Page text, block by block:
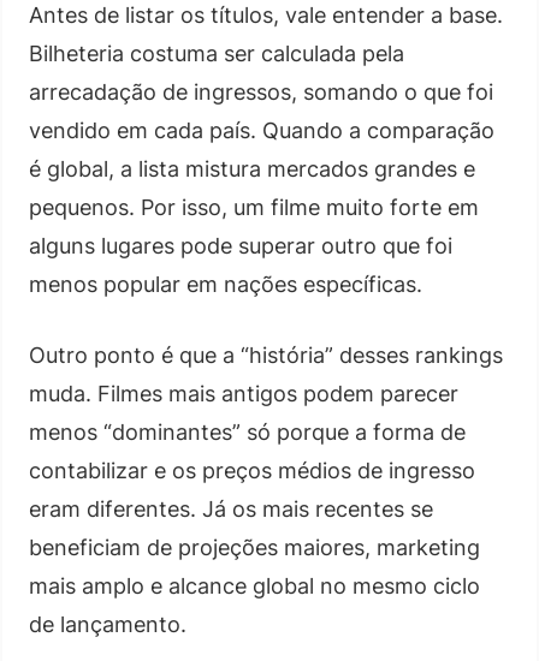
Antes de listar os títulos, vale entender a base.
Bilheteria costuma ser calculada pela
arrecadação de ingressos, somando o que foi
vendido em cada país. Quando a comparação
é global, a lista mistura mercados grandes e
pequenos. Por isso, um filme muito forte em
alguns lugares pode superar outro que foi
menos popular em nações específicas.
Outro ponto é que a “história” desses rankings
muda. Filmes mais antigos podem parecer
menos “dominantes” só porque a forma de
contabilizar e os preços médios de ingresso
eram diferentes. Já os mais recentes se
beneficiam de projeções maiores, marketing
mais amplo e alcance global no mesmo ciclo
de lançamento.